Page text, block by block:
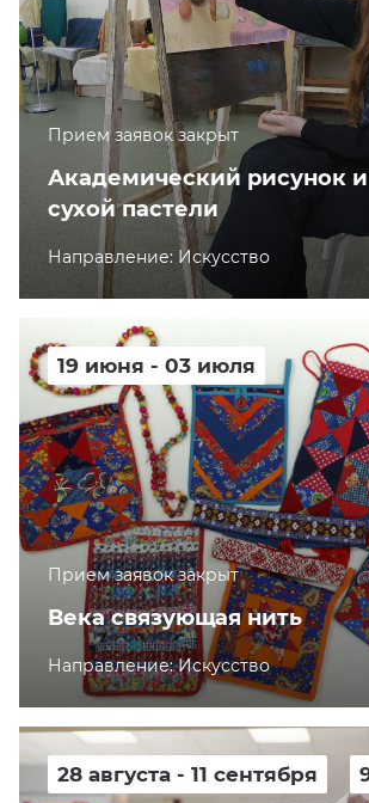
Прием заявок закрыт
Академический рисунок
сухой пастели
Направление: Искусство
19 июня - 03 июля
Прием заявок закрыт
Века связующая нить
Направление: Искусство
28 августа - 11 сентября